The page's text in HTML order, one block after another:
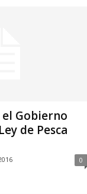
Gobierno
de Pesca
0